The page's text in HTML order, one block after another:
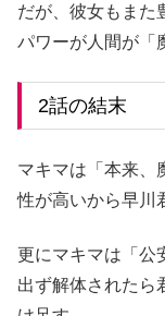
だが、彼女もまた
パワーが人間が「
2話の結末
マキマは「本来、
性が高いから早川
更にマキマは「公
出ず解体されたら